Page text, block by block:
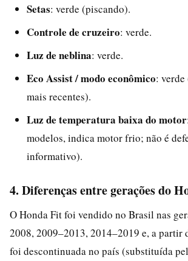
Setas: verde (piscando).
Controle de cruzeiro: verde.
Luz de neblina: verde.
Eco Assist / modo econômico:
mais recentes).
Luz de temperatura baixa do motor
modelos, indica motor frio; não é
informativo).
4. Diferenças entre gerações do
O Honda Fit foi vendido no Brasil nas
2008, 2009–2013, 2014–2019 e, a partir
foi descontinuada no país (substituída